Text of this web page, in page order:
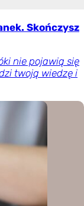
Skończysz
nie pojawią się
twoją wiedzę i